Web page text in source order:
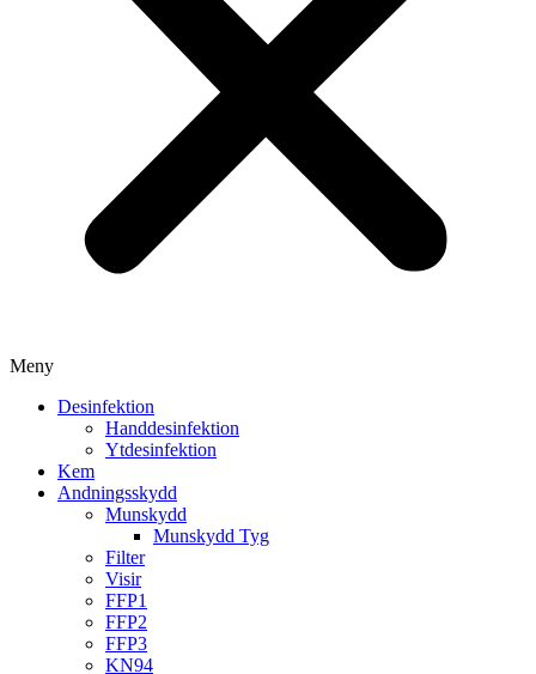
Meny
Desinfektion
Handdesinfektion
Ytdesinfektion
Kem
Andningsskydd
Munskydd
Munskydd Tyg
Filter
Visir
FFP1
FFP2
FFP3
KN94